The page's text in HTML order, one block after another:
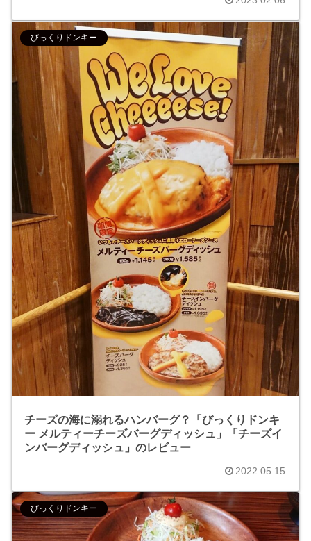
びっくりドンキー
チーズの海に溺れるハンバーグ？「びっくりドンキ
ー メルティーチーズバーグディッシュ」「チーズイ
ンバーグディッシュ」のレビュー
2022.05.15
びっくりドンキー